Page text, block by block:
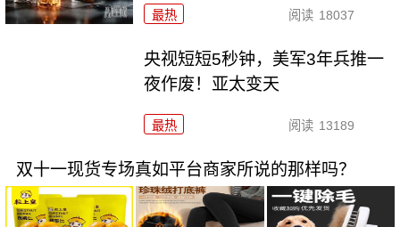
最热 阅读 18037
央视短短5秒钟，美军3年兵推一
夜作废！亚太变天
最热 阅读 13189
双十一现货专场真如平台商家所说的那样吗？